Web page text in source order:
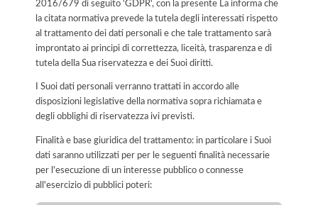
2016/679 di seguito 'GDPR', con la presente La informa che
la citata normativa prevede la tutela degli interessati rispetto
al trattamento dei dati personali e che tale trattamento sarà
improntato ai principi di correttezza, liceità, trasparenza e di
tutela della Sua riservatezza e dei Suoi diritti.
I Suoi dati personali verranno trattati in accordo alle
disposizioni legislative della normativa sopra richiamata e
degli obblighi di riservatezza ivi previsti.
Finalità e base giuridica del trattamento: in particolare i Suoi
dati saranno utilizzati per per le seguenti finalità necessarie
per l'esecuzione di un interesse pubblico o connesse
all'esercizio di pubblici poteri: